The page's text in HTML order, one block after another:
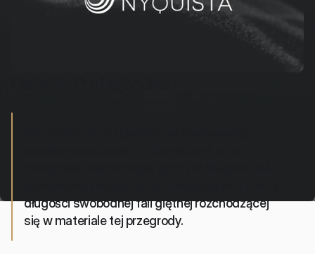
długości swobodnej fali giętnej rozchodzącej
się w materiale tej przegrody.